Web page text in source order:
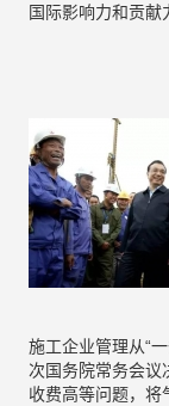
国际影响力和贡献
施工企业管理从“
次国务院常务会议
收费高等问题，将